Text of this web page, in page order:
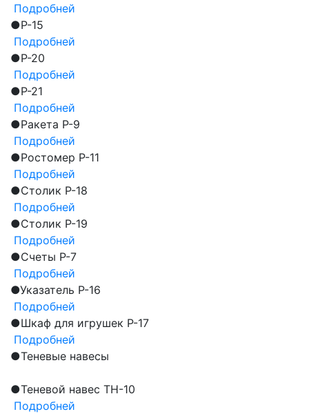
Подробней
●Р-15
Подробней
●Р-20
Подробней
●Р-21
Подробней
●Ракета Р-9
Подробней
●Ростомер Р-11
Подробней
●Столик Р-18
Подробней
●Столик Р-19
Подробней
●Счеты Р-7
Подробней
●Указатель Р-16
Подробней
●Шкаф для игрушек Р-17
Подробней
●Теневые навесы
●Теневой навес ТН-10
Подробней